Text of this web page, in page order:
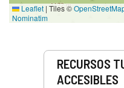
Leaflet | Tiles ©
Nominatim
RECURSOS
ACCESIBLES